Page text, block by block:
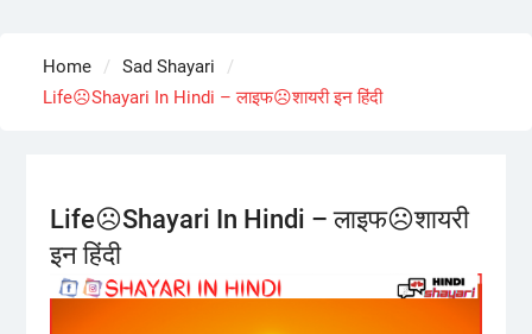
Home
Sad Shayari
Life☹️Shayari In Hindi – लाइफ☹️शायरी इन हिंदी
Life☹️Shayari In Hindi – लाइफ☹️शायरी
इन हिंदी